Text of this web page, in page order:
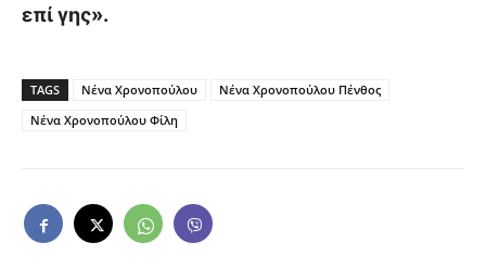
επί γης».
TAGS Νένα Χρονοπούλου
Νένα Χρονοπούλου Πένθος
Νένα Χρονοπούλου Φίλη